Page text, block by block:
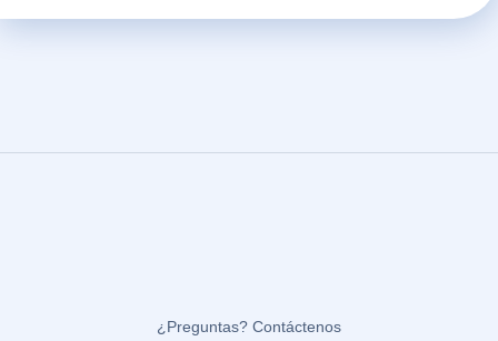
¿Preguntas? Contáctenos